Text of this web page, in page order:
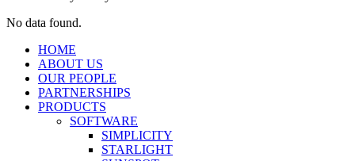
No data found.
HOME
ABOUT US
OUR PEOPLE
PARTNERSHIPS
PRODUCTS
SOFTWARE
SIMPLICITY
STARLIGHT